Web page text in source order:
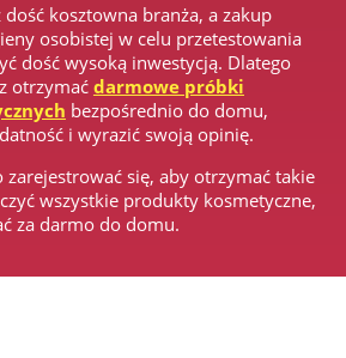
kosztowna branża, a zakup
osobistej w celu przetestowania
dość wysoką inwestycją. Dlatego
otrzymać darmowe próbki
bezpośrednio do domu,
i wyrazić swoją opinię.
się, aby otrzymać takie
wszystkie produkty kosmetyczne,
za darmo do domu.